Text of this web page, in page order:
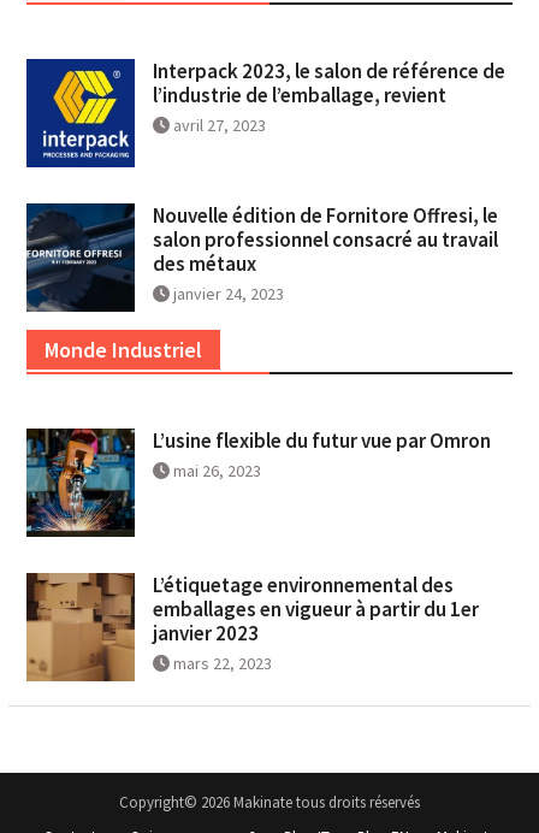
Interpack 2023, le salon de référence de
l’industrie de l’emballage, revient
avril 27, 2023
Nouvelle édition de Fornitore Offresi, le
salon professionnel consacré au travail
des métaux
janvier 24, 2023
Monde Industriel
L’usine flexible du futur vue par Omron
mai 26, 2023
L’étiquetage environnemental des
emballages en vigueur à partir du 1er
janvier 2023
mars 22, 2023
Copyright© 2026 Makinate tous droits réservés